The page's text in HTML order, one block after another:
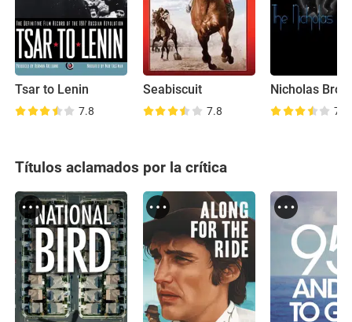
Tsar to Lenin
7.8
Seabiscuit
7.8 7.2
Títulos aclamados por la crítica